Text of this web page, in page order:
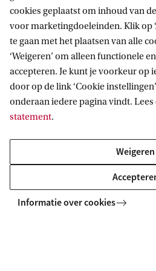
SEVEN
Volg ons op
cookies geplaatst om inhoud van
voor marketingdoeleinden. Klik op
te gaan met het plaatsen van alle
‘Weigeren’ om alleen functionele
accepteren. Je kunt je voorkeur op
door op de link ‘Cookie
onderaan iedere pagina vindt. Lees
statement.
Weigeren
Informatie over cookies